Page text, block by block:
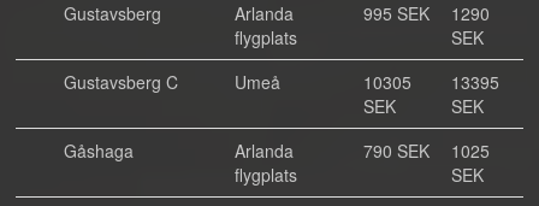
Gustavsberg
Arlanda
flygplats
995 SEK
1290
SEK
Gustavsberg C
Umeå
10305
SEK
13395
SEK
Gåshaga
Arlanda
flygplats
790 SEK
1025
SEK